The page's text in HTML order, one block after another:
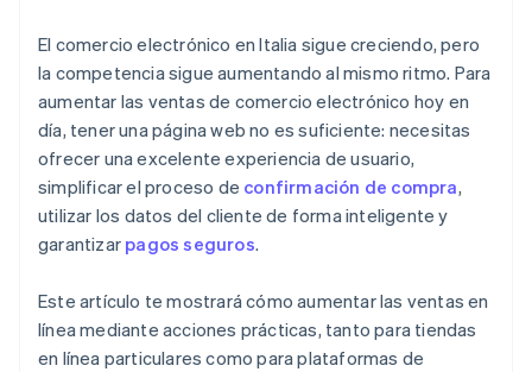
¿Qué se puede hacer para impulsar las ventas en
línea?
Implementar análisis avanzados
¿Cómo convences a los clientes para que compren?
El comercio electrónico en Italia sigue creciendo, pero
la competencia sigue aumentando al mismo ritmo. Para
aumentar las ventas de comercio electrónico hoy en
día, tener una página web no es suficiente: necesitas
ofrecer una excelente experiencia de usuario,
simplificar el proceso de confirmación de compra,
utilizar los datos del cliente de forma inteligente y
garantizar pagos seguros.
Este artículo te mostrará cómo aumentar las ventas en
línea mediante acciones prácticas, tanto para tiendas
en línea particulares como para plataformas de